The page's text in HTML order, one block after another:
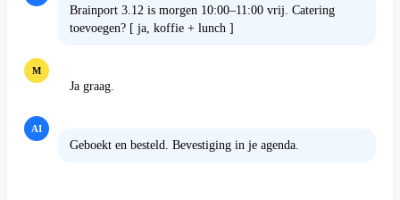
Brainport 3.12 is morgen 10:00–11:00 vrij. Catering
toevoegen? [ ja, koffie + lunch ]
M
Ja graag.
AI
Geboekt en besteld. Bevestiging in je agenda.